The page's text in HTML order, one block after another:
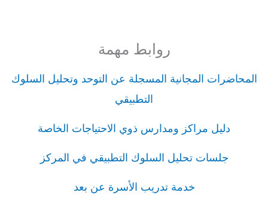
روابط مهمة
المحاضرات المجانية المسجلة عن التوحد وتحليل السلوك
التطبيقي
دليل مراكز ومدارس ذوي الاحتياجات الخاصة
جلسات تحليل السلوك التطبيقي في المركز
خدمة تدريب الأسرة عن بعد